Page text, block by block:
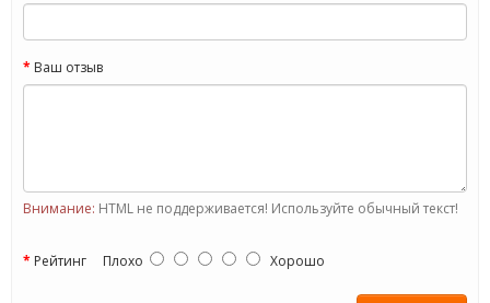
Ваш отзыв
Внимание: HTML не поддерживается! Используйте обычный текст!
Рейтинг Плохо Хорошо